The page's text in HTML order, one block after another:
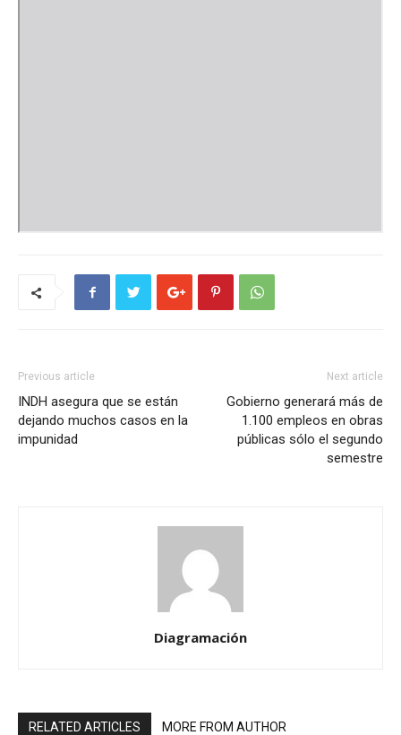
Previous article
INDH asegura que se están
dejando muchos casos en la
impunidad
Next article
Gobierno generará más de
1.100 empleos en obras
públicas sólo el segundo
semestre
Diagramación
RELATED ARTICLES MORE FROM AUTHOR